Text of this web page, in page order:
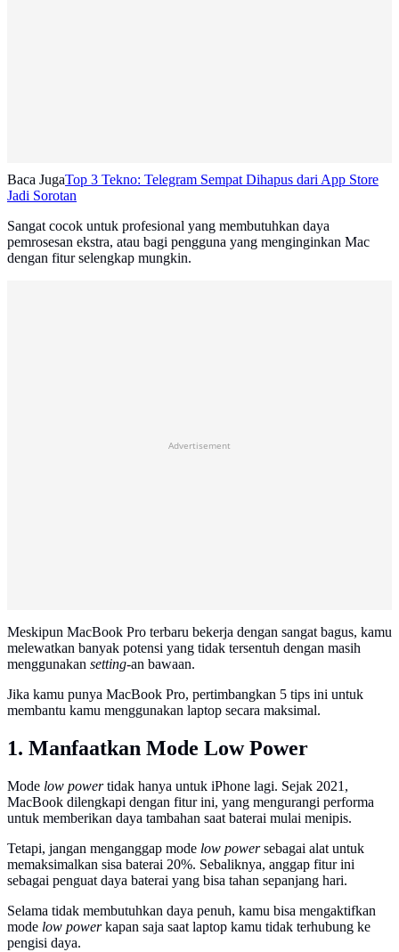
Baca JugaTop 3 Tekno: Telegram Sempat Dihapus dari App Store
Jadi Sorotan
Sangat cocok untuk profesional yang membutuhkan daya
pemrosesan ekstra, atau bagi pengguna yang menginginkan Mac
dengan fitur selengkap mungkin.
Advertisement
Meskipun MacBook Pro terbaru bekerja dengan sangat bagus, kamu
melewatkan banyak potensi yang tidak tersentuh dengan masih
menggunakan setting-an bawaan.
Jika kamu punya MacBook Pro, pertimbangkan 5 tips ini untuk
membantu kamu menggunakan laptop secara maksimal.
1. Manfaatkan Mode Low Power
Mode low powertidak hanya untuk iPhone lagi. Sejak 2021,
MacBook dilengkapi dengan fitur ini, yang mengurangi performa
untuk memberikan daya tambahan saat baterai mulai menipis.
Tetapi, jangan menganggap mode low powersebagai alat untuk
memaksimalkan sisa baterai 20%. Sebaliknya, anggap fitur ini
sebagai penguat daya baterai yang bisa tahan sepanjang hari.
Selama tidak membutuhkan daya penuh, kamu bisa mengaktifkan
mode low powerkapan saja saat laptop kamu tidak terhubung ke
pengisi daya.